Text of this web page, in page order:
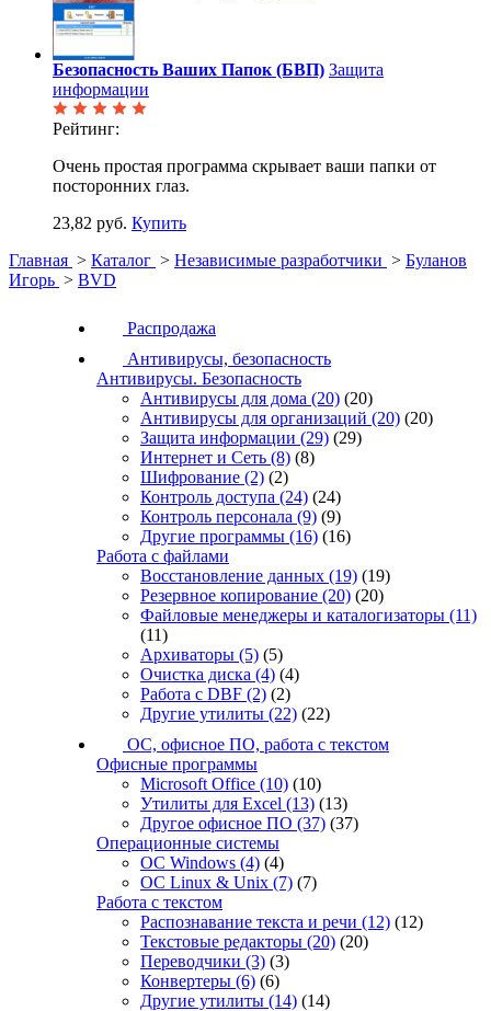
Безопасность Ваших Папок (БВП) Защита
информации
Рейтинг:
Очень простая программа скрывает ваши папки от
посторонних глаз.
23,82 руб. Купить
Главная > Каталог > Независимые разработчики > Буланов
Игорь > BVD
Распродажа
Антивирусы, безопасность
Антивирусы. Безопасность
Антивирусы для дома (20) (20)
Антивирусы для организаций (20) (20)
Защита информации (29) (29)
Интернет и Сеть (8) (8)
Шифрование (2) (2)
Контроль доступа (24) (24)
Контроль персонала (9) (9)
Другие программы (16) (16)
Работа с файлами
Восстановление данных (19) (19)
Резервное копирование (20) (20)
Файловые менеджеры и каталогизаторы (11)
(11)
Архиваторы (5) (5)
Очистка диска (4) (4)
Работа с DBF (2) (2)
Другие утилиты (22) (22)
ОС, офисное ПО, работа с текстом
Офисные программы
Microsoft Office (10) (10)
Утилиты для Excel (13) (13)
Другое офисное ПО (37) (37)
Операционные системы
ОС Windows (4) (4)
ОС Linux & Unix (7) (7)
Работа с текстом
Распознавание текста и речи (12) (12)
Текстовые редакторы (20) (20)
Переводчики (3) (3)
Конвертеры (6) (6)
Другие утилиты (14) (14)